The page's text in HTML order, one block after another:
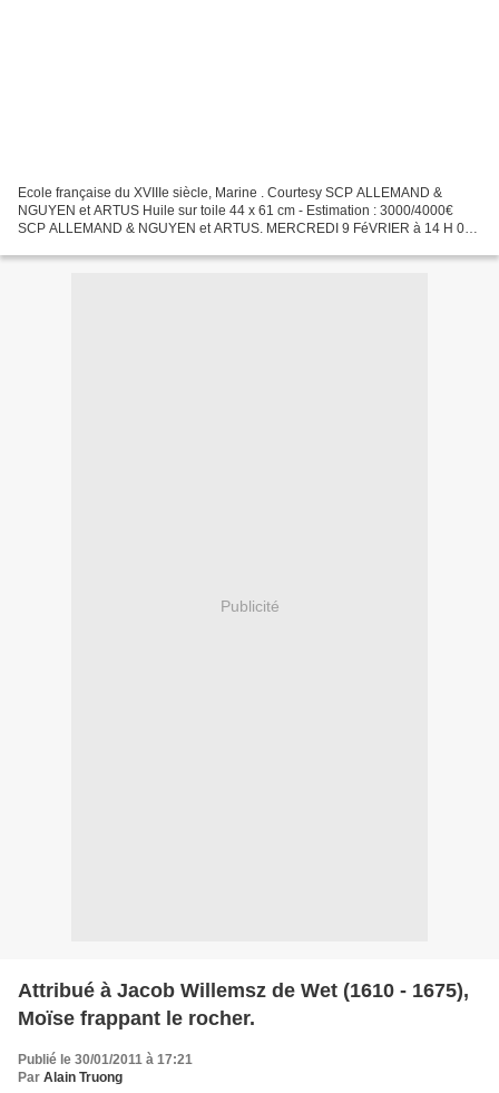
Ecole française du XVIIIe siècle, Marine . Courtesy SCP ALLEMAND &
NGUYEN et ARTUS Huile sur toile 44 x 61 cm - Estimation : 3000/4000€
SCP ALLEMAND & NGUYEN et ARTUS. MERCREDI 9 FéVRIER à 14 H 00.
Publicité
Attribué à Jacob Willemsz de Wet (1610 - 1675),
Moïse frappant le rocher.
Publié le 30/01/2011 à 17:21
Par Alain Truong